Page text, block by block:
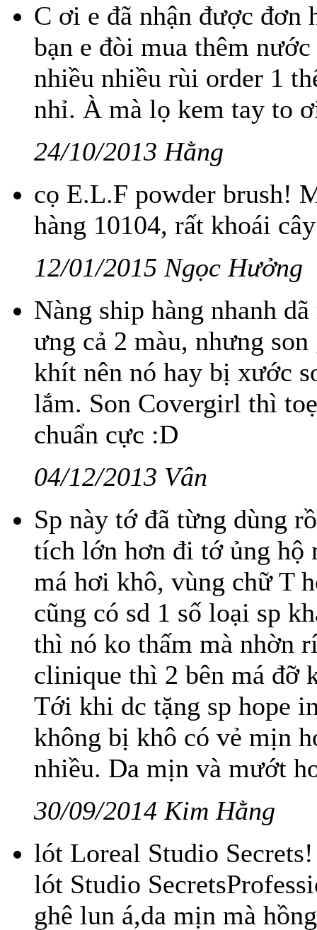
C ơi e đã nhận được đơn
bạn e đòi mua thêm
nhiều nhiều rùi order 1
nhỉ. À mà lọ kem tay to
24/10/2013 Hằng
cọ E.L.F powder brush!
hàng 10104, rất khoái
12/01/2015 Ngọc Hưởng
Nàng ship hàng nhanh
ưng cả 2 màu, nhưng
khít nên nó hay bị xước
lắm. Son Covergirl thì
chuẩn cực :D
04/12/2013 Vân
Sp này tớ đã từng dùng
tích lớn hơn đi tớ ủng hộ
má hơi khô, vùng chữ T
cũng có sd 1 số loại sp
thì nó ko thấm mà nhờn
clinique thì 2 bên má đỡ
Tới khi dc tặng sp hope
không bị khô có vẻ mịn
nhiều. Da mịn và mướt
30/09/2014 Kim Hằng
lót Loreal Studio
lót Studio
ghê lun á,da mịn mà